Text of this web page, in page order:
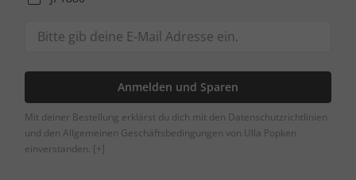
Anmelden und Sparen
Mit deiner Bestellung erklärst du dich mit den Datenschutzrichtlinien
und den Allgemeinen Geschäftsbedingungen von Ulla Popken
einverstanden. [+]